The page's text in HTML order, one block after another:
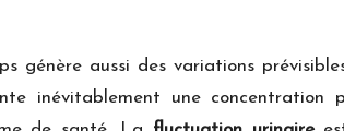
génère aussi des variations
inévitablement une